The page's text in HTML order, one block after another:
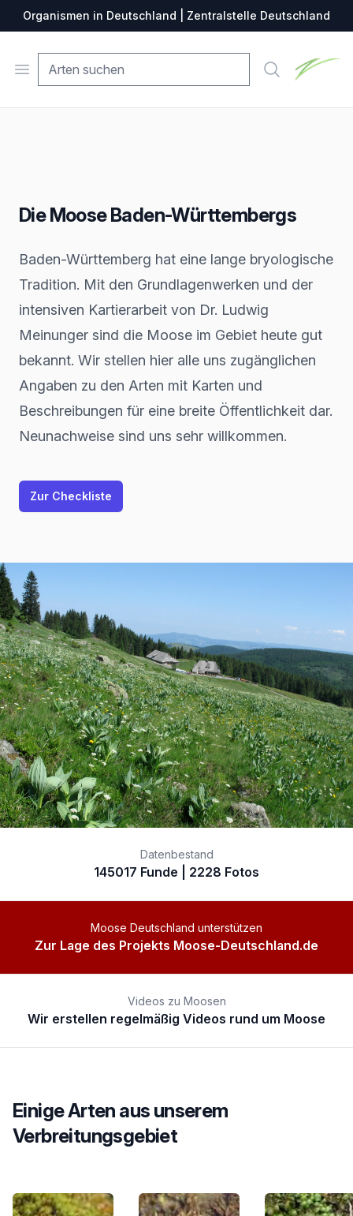
Organismen in Deutschland | Zentralstelle Deutschland
Open menu Suche
Datenbestand
145017 Funde | 2228 Fotos
Moose Deutschland unterstützen
Zur Lage des Projekts Moose-Deutschland.de
Videos zu Moosen
Wir erstellen regelmäßig Videos rund um Moose
Die Moose Baden-Württembergs
Baden-Württemberg hat eine lange bryologische
Tradition. Mit den Grundlagenwerken und der
intensiven Kartierarbeit von Dr. Ludwig
Meinunger sind die Moose im Gebiet heute gut
bekannt. Wir stellen hier alle uns zugänglichen
Angaben zu den Arten mit Karten und
Beschreibungen für eine breite Öffentlichkeit dar.
Neunachweise sind uns sehr willkommen.
Zur Checkliste
Einige Arten aus unserem
Verbreitungsgebiet